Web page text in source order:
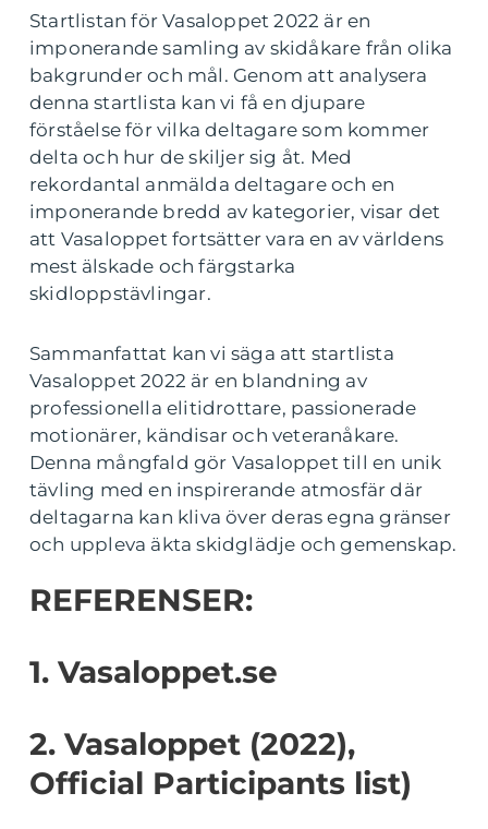
Startlistan för Vasaloppet 2022 är en
imponerande samling av skidåkare från olika
bakgrunder och mål. Genom att analysera
denna startlista kan vi få en djupare
förståelse för vilka deltagare som kommer
delta och hur de skiljer sig åt. Med
rekordantal anmälda deltagare och en
imponerande bredd av kategorier, visar det
att Vasaloppet fortsätter vara en av världens
mest älskade och färgstarka
skidloppstävlingar.
Sammanfattat kan vi säga att startlista
Vasaloppet 2022 är en blandning av
professionella elitidrottare, passionerade
motionärer, kändisar och veteranåkare.
Denna mångfald gör Vasaloppet till en unik
tävling med en inspirerande atmosfär där
deltagarna kan kliva över deras egna gränser
och uppleva äkta skidglädje och gemenskap.
REFERENSER:
1. Vasaloppet.se
2. Vasaloppet (2022),
Official Participants list)